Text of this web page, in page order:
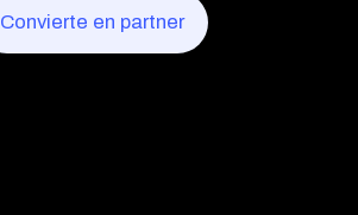
Convierte en partner